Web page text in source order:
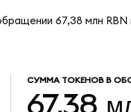
67,38 млн RBN
СУММА ТОКЕНОВ В
67,38